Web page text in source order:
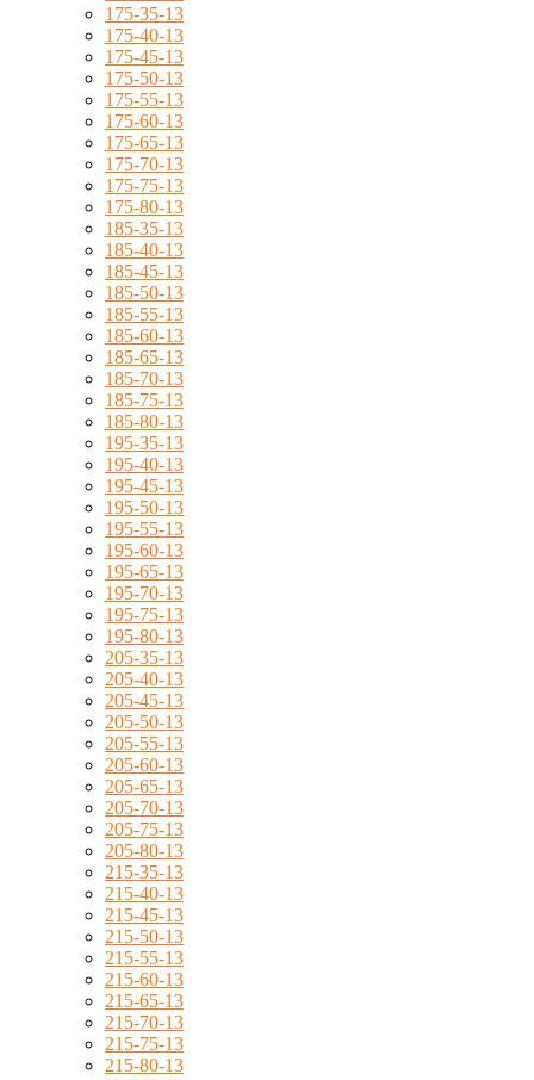
175-35-13
175-40-13
175-45-13
175-50-13
175-55-13
175-60-13
175-65-13
175-70-13
175-75-13
175-80-13
185-35-13
185-40-13
185-45-13
185-50-13
185-55-13
185-60-13
185-65-13
185-70-13
185-75-13
185-80-13
195-35-13
195-40-13
195-45-13
195-50-13
195-55-13
195-60-13
195-65-13
195-70-13
195-75-13
195-80-13
205-35-13
205-40-13
205-45-13
205-50-13
205-55-13
205-60-13
205-65-13
205-70-13
205-75-13
205-80-13
215-35-13
215-40-13
215-45-13
215-50-13
215-55-13
215-60-13
215-65-13
215-70-13
215-75-13
215-80-13